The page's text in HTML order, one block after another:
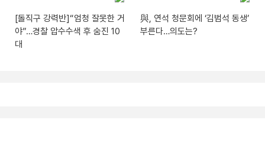
[돌직구 강력반]“엄청 잘못한 거
야”…경찰 압수수색 후 숨진 10
대
與, 연석 청문회에 ‘김범석 동생’
부른다…의도는?